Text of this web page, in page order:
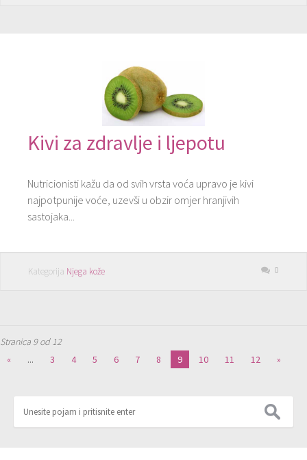
Kivi za zdravlje i ljepotu
Nutricionisti kažu da od svih vrsta voća upravo je kivi
najpotpunije voće, uzevši u obzir omjer hranjivih
sastojaka...
Kategorija Njega kože 0
Stranica 9 od 12
«
... 3 4 5 6 7 8 9 10 11 12 »